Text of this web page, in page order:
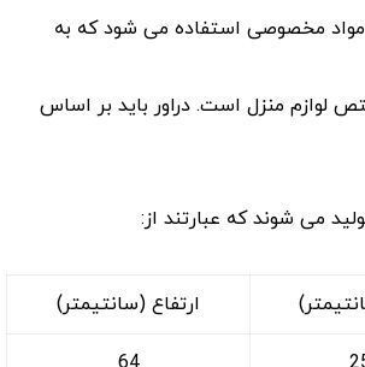
مواد مخصوصی استفاده می شود که به
لوازم منزل است. دراور باید بر اساس
می شوند که عبارتند از:
ارتفاع (سانتیمتر)